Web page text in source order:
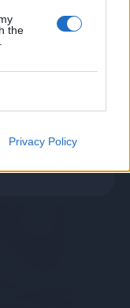
the
Privacy Policy
per questo